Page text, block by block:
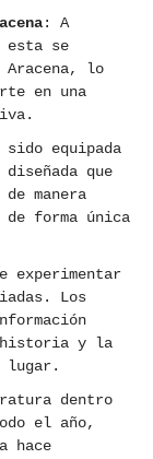
: A
esta se
Aracena, lo
en una
equipada
que
manera
forma única
experimentar
Los
historia y la
lugar.
dentro
el año,
hace